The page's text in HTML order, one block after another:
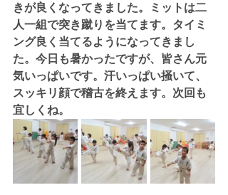
きが良くなってきました。ミットは二
人一組で突き蹴りを当てます。タイミ
ング良く当てるようになってきまし
た。今日も暑かったですが、皆さん元
気いっぱいです。汗いっぱい掻いて、
スッキリ顔で稽古を終えます。次回も
宜しくね。